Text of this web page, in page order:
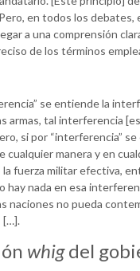
en todos los debates,
a una comprensión
de los términos
se entiende la
armas, tal interferencia
si por “interferencia”
cualquier manera y en
fuerza militar efectiva,
hay nada en esa
naciones no pueda
[…].
whigdel